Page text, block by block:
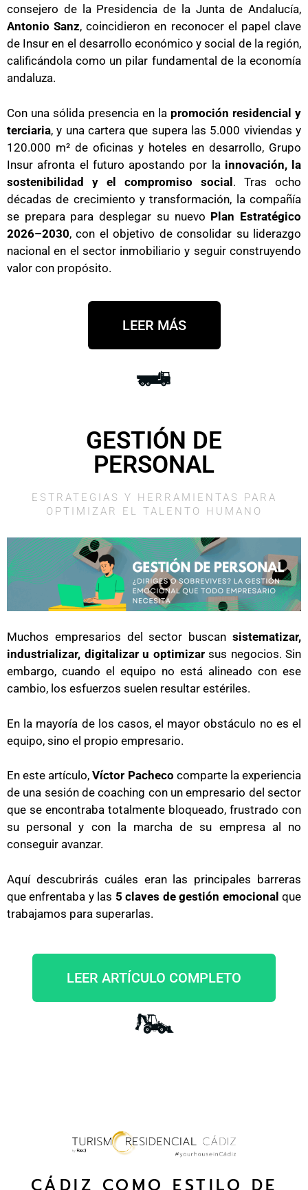
consejero de la Presidencia de la Junta de Andalucía,
Antonio Sanz, coincidieron en reconocer el papel clave
de Insur en el desarrollo económico y social de la región,
calificándola como un pilar fundamental de la economía
andaluza.
Con una sólida presencia en la promoción residencial y
terciaria, y una cartera que supera las 5.000 viviendas y
120.000 m² de oficinas y hoteles en desarrollo, Grupo
Insur afronta el futuro apostando por la innovación, la
sostenibilidad y el compromiso social. Tras ocho
décadas de crecimiento y transformación, la compañía
se prepara para desplegar su nuevo Plan Estratégico
2026–2030, con el objetivo de consolidar su liderazgo
nacional en el sector inmobiliario y seguir construyendo
valor con propósito.
LEER MÁS
GESTIÓN DE
PERSONAL
ESTRATEGIAS Y HERRAMIENTAS PARA
OPTIMIZAR EL TALENTO HUMANO
Muchos empresarios del sector buscan sistematizar,
industrializar, digitalizar u optimizarsus negocios. Sin
embargo, cuando el equipo no está alineado con ese
cambio, los esfuerzos suelen resultar estériles.
En la mayoría de los casos, el mayor obstáculo no es el
equipo, sino el propio empresario.
En este artículo,Víctor Pacheco comparte la experiencia
de una sesión de coaching con un empresario del sector
que se encontraba totalmente bloqueado, frustrado con
su personal y con la marcha de su empresa al no
conseguir avanzar.
Aquí descubrirás cuáles eran las principales barreras
que enfrentaba y las 5 claves de gestión emocional que
trabajamos para superarlas.
LEER ARTÍCULO COMPLETO